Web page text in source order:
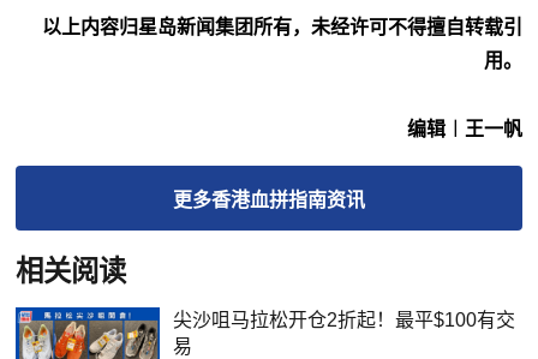
以上内容归星岛新闻集团所有，未经许可不得擅自转载引
用。
编辑︱王一帆
更多香港血拼指南资讯
相关阅读
尖沙咀马拉松开仓2折起！最平$100有交
易